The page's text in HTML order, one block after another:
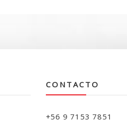
CONTACTO
+56 9 7153 7851